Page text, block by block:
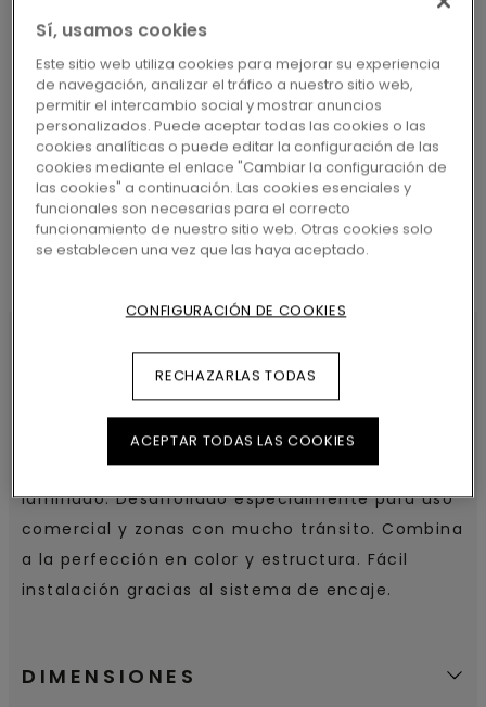
BUSCAR
PRODUCTO
Molduras de aluminio macizo con superficie de
laminado. Desarrollado especialmente para uso
comercial y zonas con mucho tránsito. Combina
a la perfección en color y estructura. Fácil
instalación gracias al sistema de encaje.
DIMENSIONES
Sí, usamos cookies
Este sitio web utiliza cookies para mejorar su experiencia
de navegación, analizar el tráfico a nuestro sitio web,
permitir el intercambio social y mostrar anuncios
personalizados. Puede aceptar todas las cookies o las
cookies analíticas o puede editar la configuración de las
cookies mediante el enlace "Cambiar la configuración de
las cookies" a continuación. Las cookies esenciales y
funcionales son necesarias para el correcto
funcionamiento de nuestro sitio web. Otras cookies solo
se establecen una vez que las haya aceptado.
CONFIGURACIÓN DE COOKIES
RECHAZARLAS TODAS
ACEPTAR TODAS LAS COOKIES